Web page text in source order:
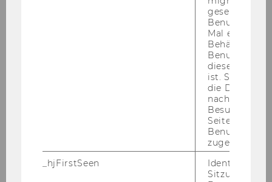
habe, kann ich re­flek­tie­rend mög­li­che Lö­sun­
Wer­den Sie diese Er­klä­run­gen in ihrem Im­
puls­re­fe­rat beim Kon­gress the­ma­ti­sie­ren?
: Pas­send zu mei­nem Schwer­punkt
werde ich über die Soziologie-​Geschichte spre­
chen. Und da er­ken­ne ich, dass wir viele Kri­sen,
die wir heute als Stim­mung, also das at­mo­
sphä­ri­sche Klima un­se­rer Ge­sell­schaft aus­ma­
chen, auch in der Zwi­schen­kriegs­zeit vor 100
gesetzt,
Benutzer
Mal eine
Behält die
Benutzer-ID
diese Seite
ist. Stellt
die Daten von
Besuchen
Seite
Benutzer-ID
zugeordnet
_hjFirstSeen
Identifiziert
Sitzung eines